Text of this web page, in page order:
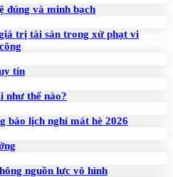
đúng và minh bạch
trị tài sản trong xử phạt vi
tín
như thế nào?
báo lịch nghỉ mát hè 2026
nguồn lực vô hình